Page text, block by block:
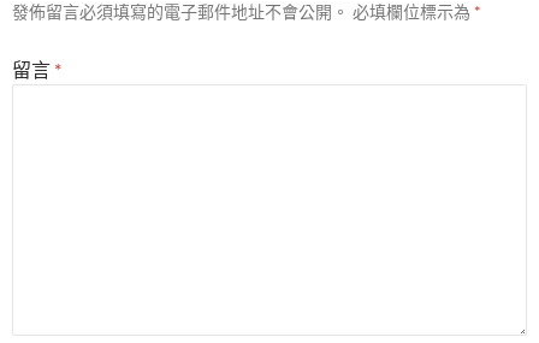
發佈留言必須填寫的電子郵件地址不會公開。 必填欄位標示為 *
留言 *